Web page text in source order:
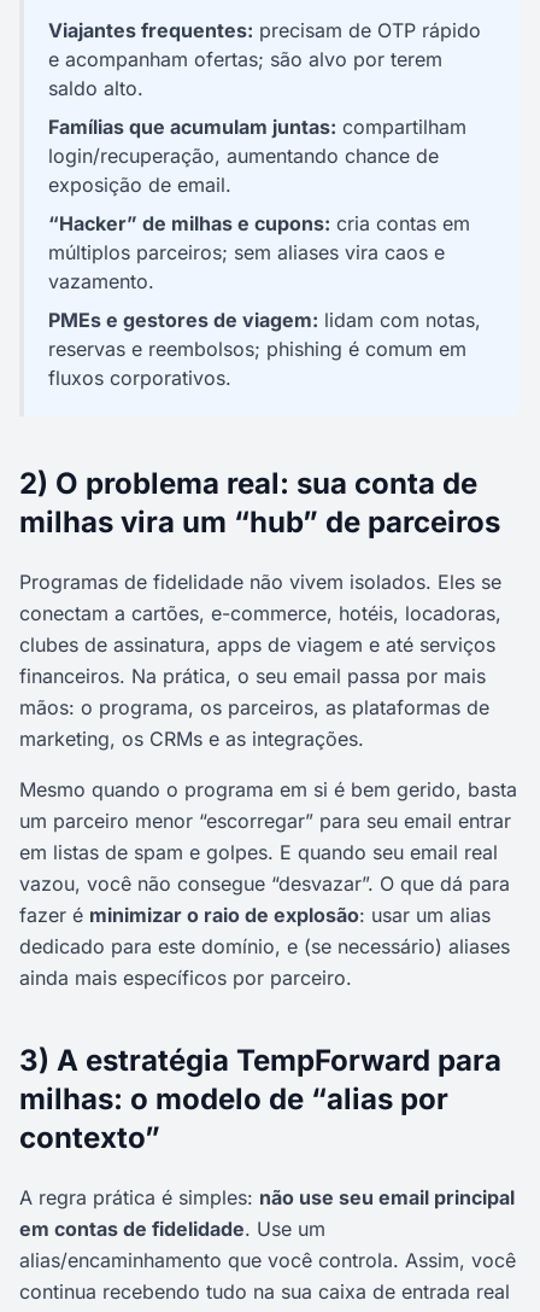
Viajantes frequentes: precisam de OTP rápido
e acompanham ofertas; são alvo por terem
saldo alto.
Famílias que acumulam juntas: compartilham
login/recuperação, aumentando chance de
exposição de email.
“Hacker” de milhas e cupons: cria contas em
múltiplos parceiros; sem aliases vira caos e
vazamento.
PMEs e gestores de viagem: lidam com notas,
reservas e reembolsos; phishing é comum em
fluxos corporativos.
2) O problema real: sua conta de
milhas vira um “hub” de parceiros
Programas de fidelidade não vivem isolados. Eles se
conectam a cartões, e-commerce, hotéis, locadoras,
clubes de assinatura, apps de viagem e até serviços
financeiros. Na prática, o seu email passa por mais
mãos: o programa, os parceiros, as plataformas de
marketing, os CRMs e as integrações.
Mesmo quando o programa em si é bem gerido, basta
um parceiro menor “escorregar” para seu email entrar
em listas de spam e golpes. E quando seu email real
vazou, você não consegue “desvazar”. O que dá para
fazer é minimizar o raio de explosão: usar um alias
dedicado para este domínio, e (se necessário) aliases
ainda mais específicos por parceiro.
3) A estratégia TempForward para
milhas: o modelo de “alias por
contexto”
A regra prática é simples: não use seu email principal
em contas de fidelidade. Use um
alias/encaminhamento que você controla. Assim, você
continua recebendo tudo na sua caixa de entrada real